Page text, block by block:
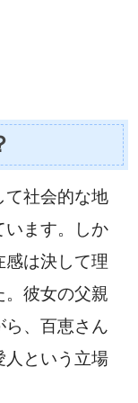
て社会的な地
います。しか
感は決して理
。彼女の父親
ら、百恵さん
人という立場